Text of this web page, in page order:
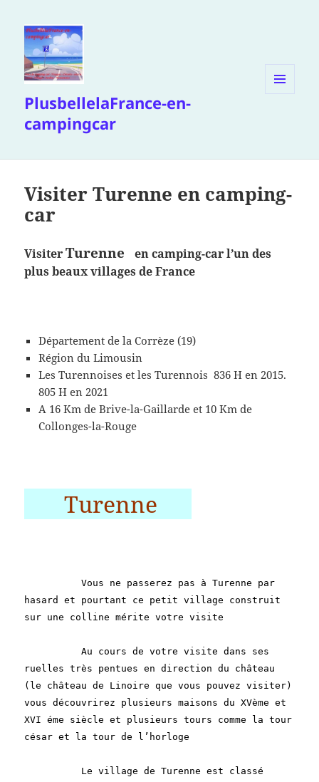
PlusbellelaFrance-en-
campingcar
Visiter Turenne en camping-
car
VisiterTurenne
en camping-car l’un des
plus beaux villages de France
Département de la Corrèze (19)
Région du Limousin
Les Turennoises et les Turennois 836 H en 2015.
805 H en 2021
A 16 Km de Brive-la-Gaillarde et 10 Km de
Collonges-la-Rouge
Turenne
Vous ne passerez pas à Turenne par
hasard et pourtant ce petit village construit
sur une colline mérite votre visite
Au cours de votre visite dans ses
ruelles très pentues en direction du château
(le château de Linoire que vous pouvez visiter)
vous découvrirez plusieurs maisons du XVème et
XVI éme siècle et plusieurs tours comme la tour
césar et la tour de l’horloge
Le village de Turenne est classé